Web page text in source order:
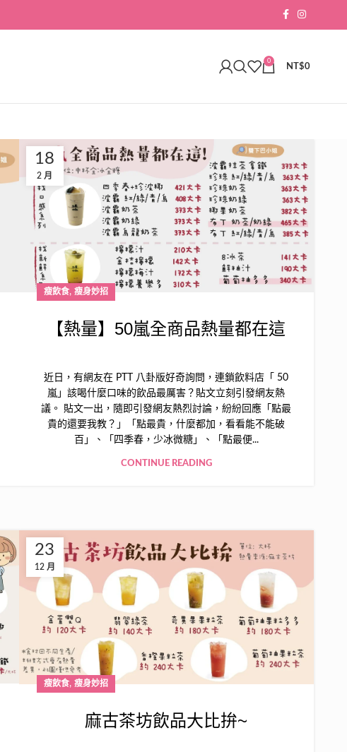
0
NT$0
18
2 月
瘦飲食, 瘦身妙招
【熱量】50嵐全商品熱量都在這
近日，有網友在 PTT 八卦版好奇詢問，連鎖飲料店「 50
嵐」該喝什麼口味的飲品最厲害？貼文立刻引發網友熱
議。 貼文一出，隨即引發網友熱烈討論，紛紛回應「點最
貴的還要我教？」「點最貴，什麼都加，看看能不能破
百」、「四季春，少冰微糖」、「點最便...
CONTINUE READING
23
12 月
瘦飲食, 瘦身妙招
麻古茶坊飲品大比拚~